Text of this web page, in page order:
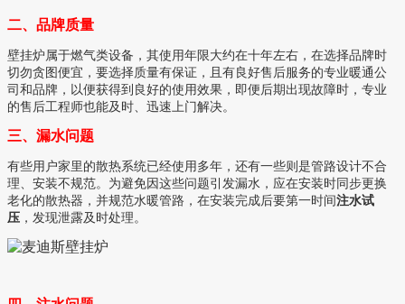
二、品牌质量
壁挂炉属于燃气类设备，其使用年限大约在十年左右，在选择品牌时
切勿贪图便宜，要选择质量有保证，且有良好售后服务的专业暖通公
司和品牌，以便获得到良好的使用效果，即便后期出现故障时，专业
的售后工程师也能及时、迅速上门解决。
三、漏水问题
有些用户家里的散热系统已经使用多年，还有一些则是管路设计不合
理、安装不规范。为避免因这些问题引发漏水，应在安装时同步更换
老化的散热器，并规范水暖管路，在安装完成后要第一时间注水试
压 ，发现泄露及时处理。